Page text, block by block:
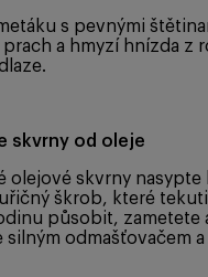
s pevnými
a hmyzí hnízda z
skvrny od oleje
olejové skvrny
škrob, které
působit, zametete
silným odmašťovačem